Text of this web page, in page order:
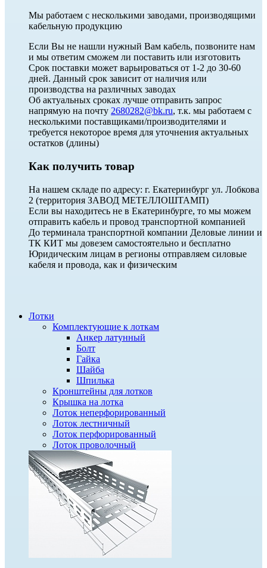
Мы работаем с несколькими заводами, производящими
кабельную продукцию
Если Вы не нашли нужный Вам кабель, позвоните нам
и мы ответим сможем ли поставить или изготовить
Срок поставки может варьироваться от 1-2 до 30-60
дней. Данный срок зависит от наличия или
производства на различных заводах
Об актуальных сроках лучше отправить запрос
напрямую на почту 2680282@bk.ru, т.к. мы работаем с
несколькими поставщиками/производителями и
требуется некоторое время для уточнения актуальных
остатков (длины)
Как получить товар
На нашем складе по адресу: г. Екатеринбург ул. Лобкова
2 (территория ЗАВОД МЕТЕЛЛОШТАМП)
Если вы находитесь не в Екатеринбурге, то мы можем
отправить кабель и провод транспортной компанией
До терминала транспортной компании Деловые линии и
ТК КИТ мы довезем самостоятельно и бесплатно
Юридическим лицам в регионы отправляем силовые
кабеля и провода, как и физическим
Лотки
Комплектующие к лоткам
Анкер латунный
Болт
Гайка
Шайба
Шпилька
Кронштейны для лотков
Крышка на лотка
Лоток неперфорированный
Лоток лестничный
Лоток перфорированный
Лоток проволочный